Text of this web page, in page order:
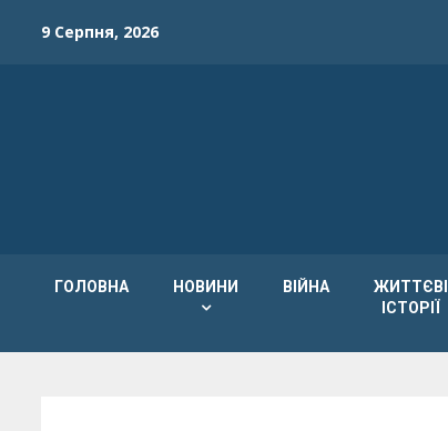
9 Серпня, 2026
ГОЛОВНА НОВИНИ ВІЙНА
ЖИТТЄВІ
ІСТОРІЇ